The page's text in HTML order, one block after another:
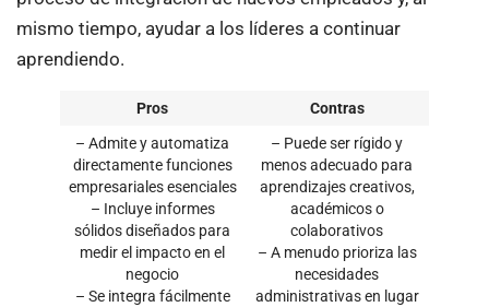
mismo tiempo, ayudar a los líderes a continuar
aprendiendo.
Pros
Contras
– Admite y automatiza
directamente funciones
empresariales esenciales
– Incluye informes
sólidos diseñados para
medir el impacto en el
negocio
– Se integra fácilmente
– Puede ser rígido y
menos adecuado para
aprendizajes creativos,
académicos o
colaborativos
– A menudo prioriza las
necesidades
administrativas en lugar